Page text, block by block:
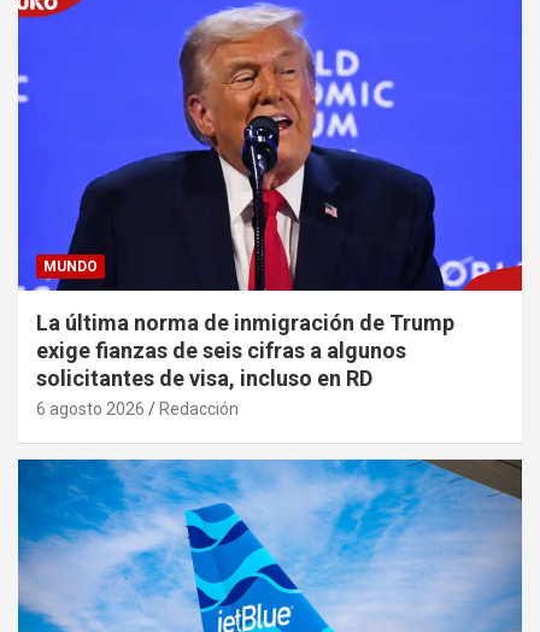
MUNDO
La última norma de inmigración de Trump
exige fianzas de seis cifras a algunos
solicitantes de visa, incluso en RD
6 agosto 2026 Redacción